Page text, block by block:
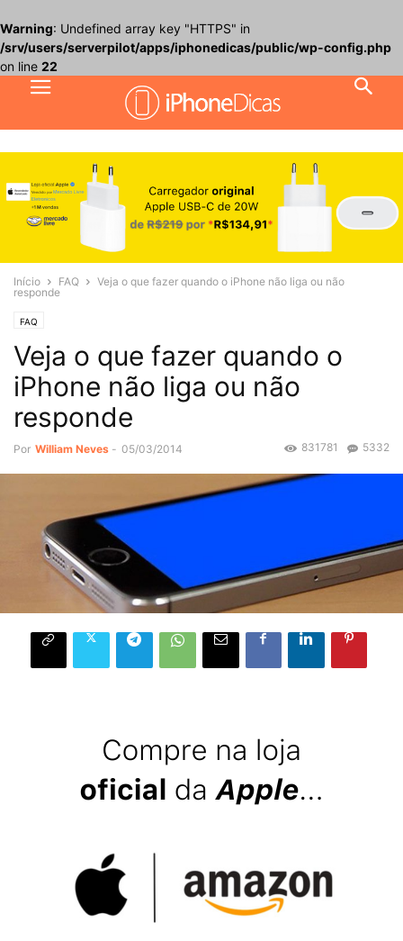
Warning: Undefined array key "HTTPS" in
/srv/users/serverpilot/apps/iphonedicas/public/wp-config.php
on line 22
Início FAQ
Veja o que fazer quando o iPhone não liga ou não
responde
FAQ
Veja o que fazer quando o
iPhone não liga ou não
responde
Por William Neves - 05/03/2014 5332
831781